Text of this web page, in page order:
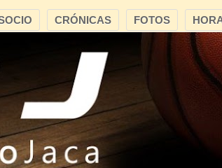
FOTOS
CRÓNICAS